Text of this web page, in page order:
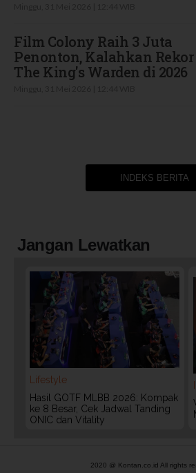
Film Colony Raih 3 Juta
Penonton, Kalahkan Rekor
The King's Warden di 2026
INDEKS BERITA
Jangan Lewatkan
Lifestyle
Hasil GOTF MLBB 2026: Kompak
ke 8 Besar, Cek Jadwal Tanding
ONIC dan Vitality
2020 @ Kontan.co.id All rights